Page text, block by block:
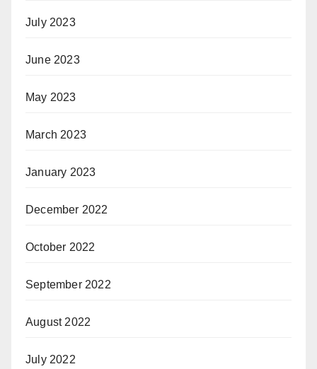
July 2023
June 2023
May 2023
March 2023
January 2023
December 2022
October 2022
September 2022
August 2022
July 2022